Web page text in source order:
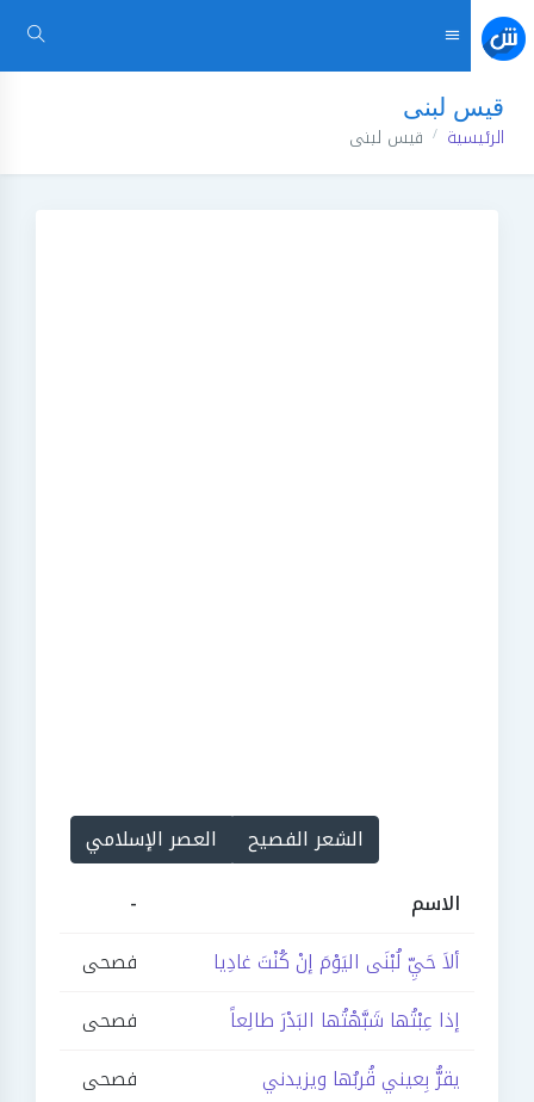
قيس لبنى
الرئيسية قيس لبنى
الشعر الفصيح
العصر الإسلامي
الاسم
-
ألاَ حَيِّ لُبْنَى اليَوْمَ إنْ كُنْتَ غادِيا
فصحى
إذا عِبْتُها شَبَّهْتُها البَدْرَ طالِعاً
فصحى
يقرُّ بِعيني قُربُها ويزيدني
فصحى